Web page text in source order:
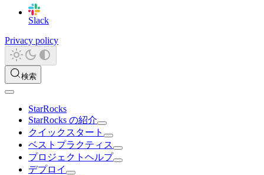
Slack
Privacy policy
検索
StarRocks
StarRocks の紹介
クイックスタート
ベストプラクティス
プロジェクトヘルプ
デプロイ